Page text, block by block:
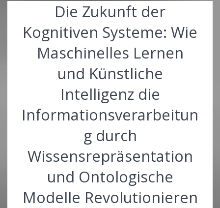
Die Zukunft der
Kognitiven Systeme: Wie
Maschinelles Lernen
und Künstliche
Intelligenz die
Informationsverarbeitun
g durch
Wissensrepräsentation
und Ontologische
Modelle Revolutionieren